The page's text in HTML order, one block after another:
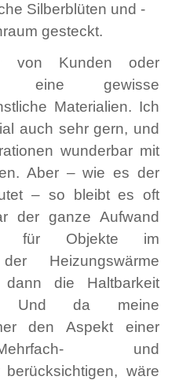
Silberblüten und -
gesteckt.
von Kunden oder
eine gewisse
Materialien. Ich
auch sehr gern, und
wunderbar mit
Aber – wie es der
– so bleibt es oft
der ganze Aufwand
für Objekte im
Heizungswärme
die Haltbarkeit
Und da meine
den Aspekt einer
und
berücksichtigen, wäre